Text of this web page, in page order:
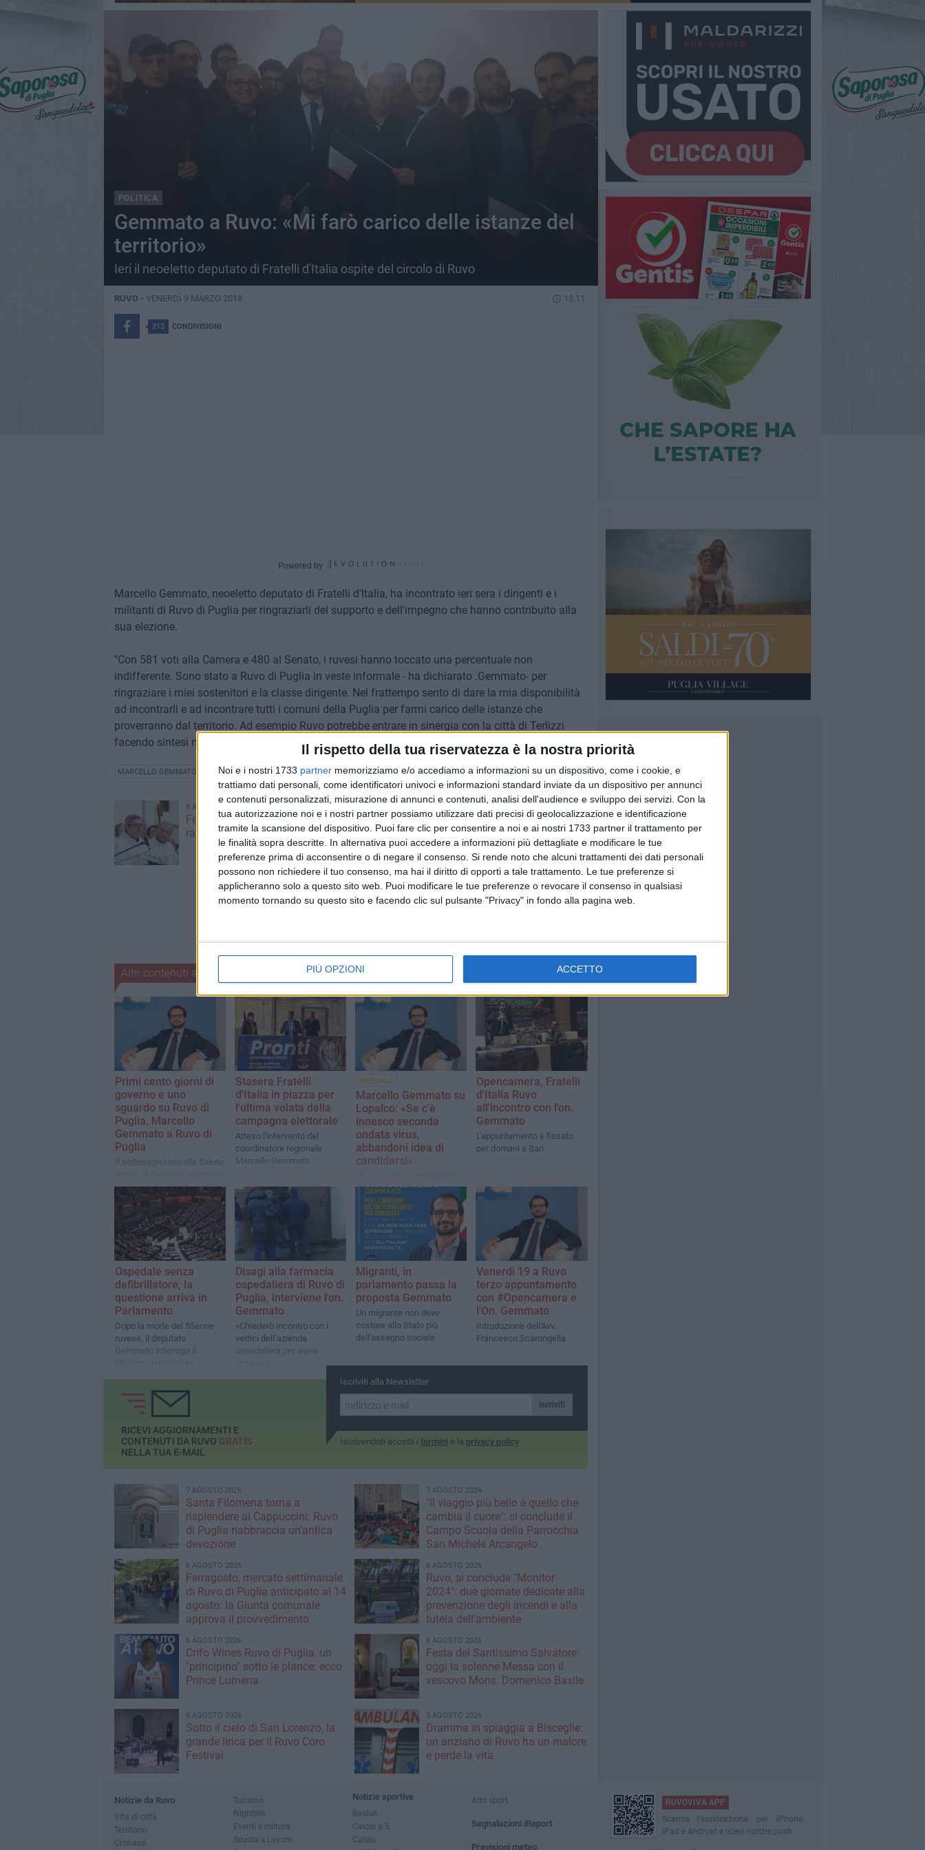
Il rispetto della tua riservatezza è la nostra priorità
Noi e i nostri 1733 partner memorizziamo e/o accediamo a informazioni su un dispositivo, come i cookie, e
trattiamo dati personali, come identificatori univoci e informazioni standard inviate da un dispositivo per annunci
e contenuti personalizzati, misurazione di annunci e contenuti, analisi dell'audience e sviluppo dei servizi. Con la
tua autorizzazione noi e i nostri partner possiamo utilizzare dati precisi di geolocalizzazione e identificazione
tramite la scansione del dispositivo. Puoi fare clic per consentire a noi e ai nostri 1733 partner il trattamento per
le finalità sopra descritte. In alternativa puoi accedere a informazioni più dettagliate e modificare le tue
preferenze prima di acconsentire o di negare il consenso. Si rende noto che alcuni trattamenti dei dati personali
possono non richiedere il tuo consenso, ma hai il diritto di opporti a tale trattamento. Le tue preferenze si
applicheranno solo a questo sito web. Puoi modificare le tue preferenze o revocare il consenso in qualsiasi
momento tornando su questo sito e facendo clic sul pulsante "Privacy" in fondo alla pagina web.
PIÙ OPZIONI ACCETTO
POLITICA
Gemmato a Ruvo: «Mi farò carico delle istanze del
territorio»
Ieri il neoeletto deputato di Fratelli d'Italia ospite del circolo di Ruvo
RUVO - VENERDÌ 9 MARZO 2018 13.11
213 CONDIVISIONI
Powered by
Marcello Gemmato, neoeletto deputato di Fratelli d'Italia, ha incontrato ieri sera i dirigenti e i
militanti di Ruvo di Puglia per ringraziarli del supporto e dell'impegno che hanno contribuito alla
sua elezione.
"Con 581 voti alla Camera e 480 al Senato, i ruvesi hanno toccato una percentuale non
indifferente. Sono stato a Ruvo di Puglia in veste informale - ha dichiarato .Gemmato- per
ringraziare i miei sostenitori e la classe dirigente. Nel frattempo sento di dare la mia disponibilità
ad incontrarli e ad incontrare tutti i comuni della Puglia per farmi carico delle istanze che
proverranno dal territorio. Ad esempio Ruvo potrebbe entrare in sinergia con la città di Terlizzi
facendo sintesi nei servizi unici, come servizi di trasporto pubblico o corpo dei vigili urbani".
MARCELLO GEMMATO
8 AGOSTO 2026
Festa del SS. Salvatore, Ruvo si
raccoglie in preghiera – LE FOTO
“Ruvo aveva il mare”, la Pro Loco
racconta l’antico legame della
città con l’Adriatico
Altri contenuti a tema
Primi cento giorni di
governo e uno
sguardo su Ruvo di
Puglia, Marcello
Gemmato a Ruvo di
Puglia
Il sottosegretario alla Salute
Stasera Fratelli
d'Italia in piazza per
l'ultima volata della
campagna elettorale
Atteso l'intervento del
coordinatore regionale
Marcello Gemmato
SPECIALE
Marcello Gemmato su
Lopalco: «Se c'è
innesco seconda
ondata virus,
abbandoni idea di
candidarsi»
regionale di Fratelli d'Italia
Opencamera, Fratelli
d'Italia Ruvo
all'incontro con l'on.
Gemmato
L'appuntamento è fissato
per domani a Bari
Ospedale senza
defibrillatore, la
questione arriva in
Parlamento
Dopo la morte del 55enne
ruvese, il deputato
Gemmato interroga il
Disagi alla farmacia
ospedaliera di Ruvo di
Puglia, interviene l'on.
Gemmato
«Chiederò incontro con i
vertici dell’azienda
ospedaliera per avere
Migranti, in
parlamento passa la
proposta Gemmato
Un migrante non deve
costare allo Stato più
dell'assegno sociale
Venerdì 19 a Ruvo
terzo appuntamento
con #Opencamera e
l'On. Gemmato
Intruduzione dell'Avv.
Francesco Scarongella
Iscriviti alla Newsletter
Iscriviti
Iscrivendoti accetti i termini e la privacy policy
RICEVI AGGIORNAMENTI E
CONTENUTI DA RUVO GRATIS
NELLA TUA E-MAIL
7 AGOSTO 2026
Santa Filomena torna a
risplendere ai Cappuccini: Ruvo
di Puglia riabbraccia un’antica
devozione
7 AGOSTO 2026
"Il viaggio più bello è quello che
cambia il cuore": si conclude il
Campo Scuola della Parrocchia
San Michele Arcangelo
6 AGOSTO 2026
Ferragosto, mercato settimanale
di Ruvo di Puglia anticipato al 14
agosto: la Giunta comunale
approva il provvedimento
6 AGOSTO 2026
Ruvo, si conclude "Monitor
2024": due giornate dedicate alla
prevenzione degli incendi e alla
tutela dell'ambiente
6 AGOSTO 2026
Crifo Wines Ruvo di Puglia, un
"principino" sotto le plance: ecco
Prince Lumena
6 AGOSTO 2026
Festa del Santissimo Salvatore:
oggi la solenne Messa con il
vescovo Mons. Domenico Basile
6 AGOSTO 2026
Sotto il cielo di San Lorenzo, la
grande lirica per il Ruvo Coro
Festival
5 AGOSTO 2026
Dramma in spiaggia a Bisceglie:
un anziano di Ruvo ha un malore
e perde la vita
Notizie da Ruvo
Vita di città
Territorio
Cronaca
Turismo
Nightlife
Eventi e cultura
Scuola e Lavoro
Notizie sportive
Basket
Calcio a 5
Calcio
Altri sport
Segnalazioni iReport
Previsioni meteo
RUVOVIVA APP
Scarica l'applicazione per iPhone,
iPad e Android e ricevi notizie push